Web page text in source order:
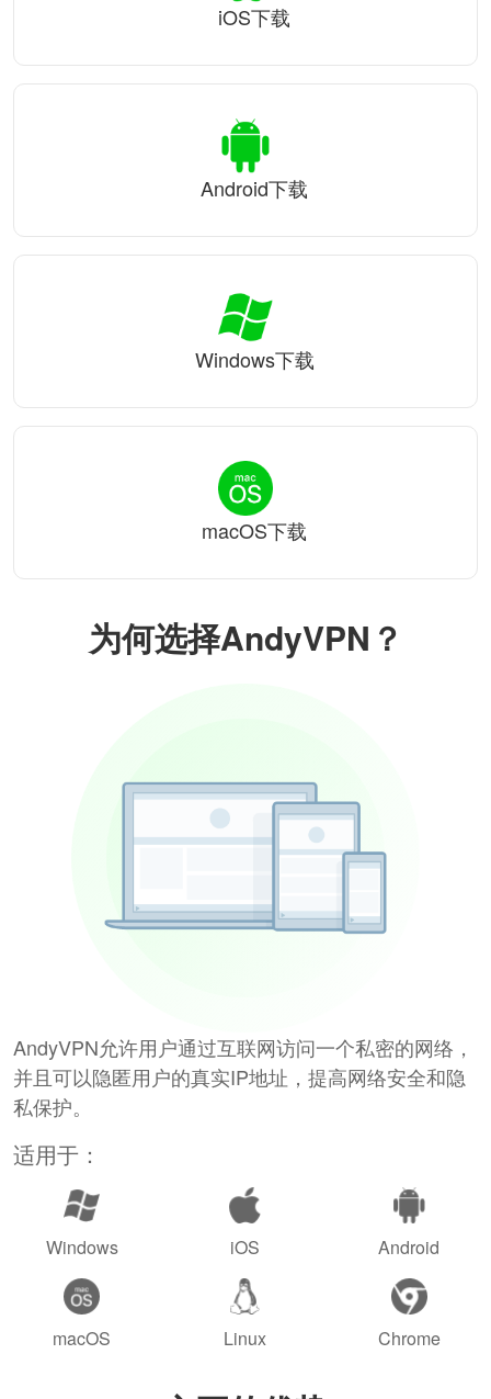
为何选择AndyVPN？
AndyVPN允许用户通过互联网访问一个私密的网络，
并且可以隐匿用户的真实IP地址，提高网络安全和隐
私保护。
适用于：
Windows iOS Android
macOS Linux Chrome
iOS下载
Android下载
Windows下载
macOS下载